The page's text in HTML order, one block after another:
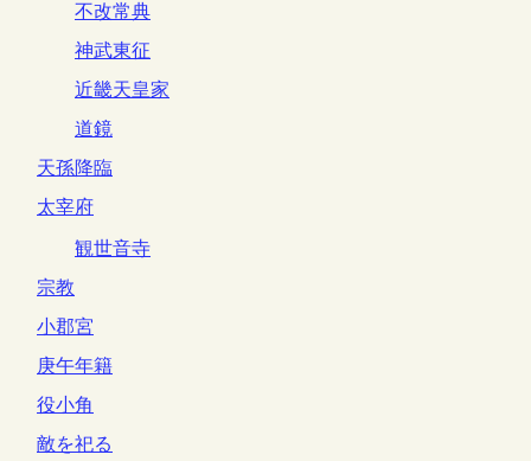
不改常典
神武東征
近畿天皇家
道鏡
天孫降臨
太宰府
観世音寺
宗教
小郡宮
庚午年籍
役小角
敵を祀る